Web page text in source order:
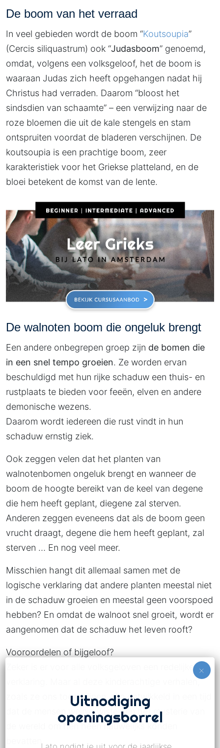
De boom van het verraad
In veel gebieden wordt de boom “Koutsoupia”
(Cercis siliquastrum) ook “Judasboom” genoemd,
omdat, volgens een volksgeloof, het de boom is
waaraan Judas zich heeft opgehangen nadat hij
Christus had verraden. Daarom “bloost het
sindsdien van schaamte” – een verwijzing naar de
roze bloemen die uit de kale stengels en stam
ontspruiten voordat de bladeren verschijnen. De
koutsoupia is een prachtige boom, zeer
karakteristiek voor het Griekse platteland, en de
bloei betekent de komst van de lente.
De walnoten boom die ongeluk brengt
Een andere onbegrepen groep zijn de bomen die
in een snel tempo groeien. Ze worden ervan
beschuldigd met hun rijke schaduw een thuis- en
rustplaats te bieden voor feeën, elven en andere
demonische wezens.
Daarom wordt iedereen die rust vindt in hun
schaduw ernstig ziek.
Ook zeggen velen dat het planten van
walnotenbomen ongeluk brengt en wanneer de
boom de hoogte bereikt van de keel van degene
die hem heeft geplant, diegene zal sterven.
Anderen zeggen eveneens dat als de boom geen
vrucht draagt, degene die hem heeft geplant, zal
sterven … En nog veel meer.
Misschien hangt dit allemaal samen met de
logische verklaring dat andere planten meestal niet
in de schaduw groeien en meestal geen voorspoed
hebben? En omdat de walnoot snel groeit, wordt er
aangenomen dat de schaduw het leven rooft?
Vooroordelen of bijgeloof?
Zeker is er voor alle volksgeloven een redelijke
verklaring. Maar al deze kinderachtige verhalen,
zoals ze ons toeschijnen, zijn ontwikkeld in een tijd
dat de mensen weinig wisten en het mysterie van
de wereld om hen heen nauwelijks konden
bevatten.
Uitnodiging
openingsborrel